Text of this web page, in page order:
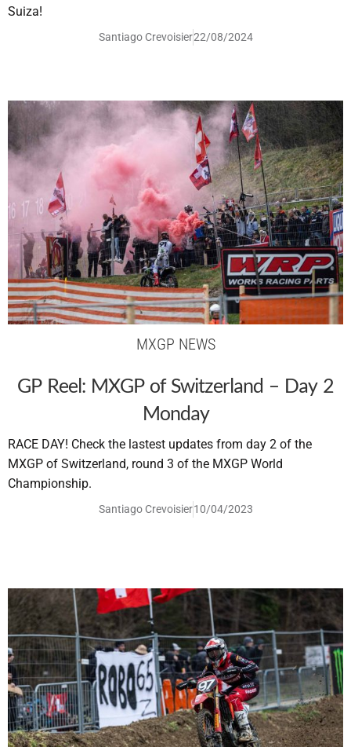
Suiza!
Santiago Crevoisier22/08/2024
MXGP NEWS
GP Reel: MXGP of Switzerland – Day 2
Monday
RACE DAY! Check the lastest updates from day 2 of the
MXGP of Switzerland, round 3 of the MXGP World
Championship.
Santiago Crevoisier10/04/2023